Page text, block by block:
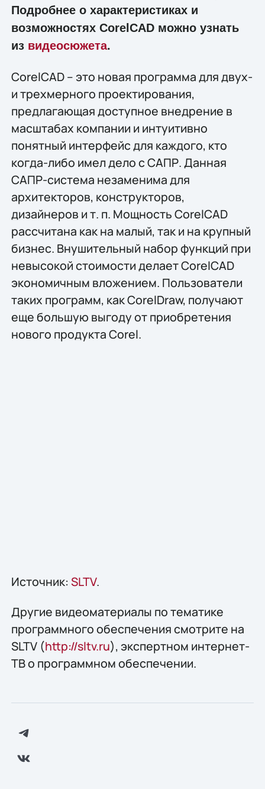
Подробнее о характеристиках и
возможностях CorelCAD можно узнать
из видеосюжета.
CorelCAD – это новая программа для двух-
и трехмерного проектирования,
предлагающая доступное внедрение в
масштабах компании и интуитивно
понятный интерфейс для каждого, кто
когда-либо имел дело с САПР. Данная
САПР-система незаменима для
архитекторов, конструкторов,
дизайнеров и т. п. Мощность CorelCAD
рассчитана как на малый, так и на крупный
бизнес. Внушительный набор функций при
невысокой стоимости делает CorelCAD
экономичным вложением. Пользователи
таких программ, как CorelDraw, получают
еще большую выгоду от приобретения
нового продукта Corel.
Источник: SLTV.
Другие видеоматериалы по тематике
программного обеспечения смотрите на
SLTV (http://sltv.ru), экспертном интернет-
ТВ о программном обеспечении.